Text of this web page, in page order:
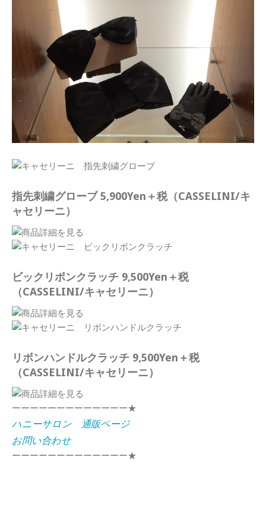
指先刺繍グローブ 5,900Yen＋税（CASSELINI/キ
ャセリーニ）
ビックリボンクラッチ 9,500Yen＋税
（CASSELINI/キャセリーニ）
リボンハンドルクラッチ 9,500Yen＋税
（CASSELINI/キャセリーニ）
ーーーーーーーーーーーーー★
ハニーサロン 通販ページ
お問い合わせ
ーーーーーーーーーーーーー★